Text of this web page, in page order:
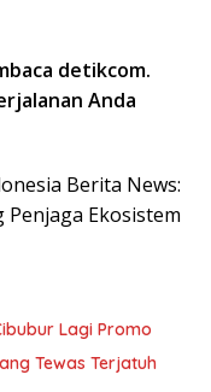
detikcom.
Anda
Berita News:
Penjaga Ekosistem
Lagi Promo
Tewas Terjatuh